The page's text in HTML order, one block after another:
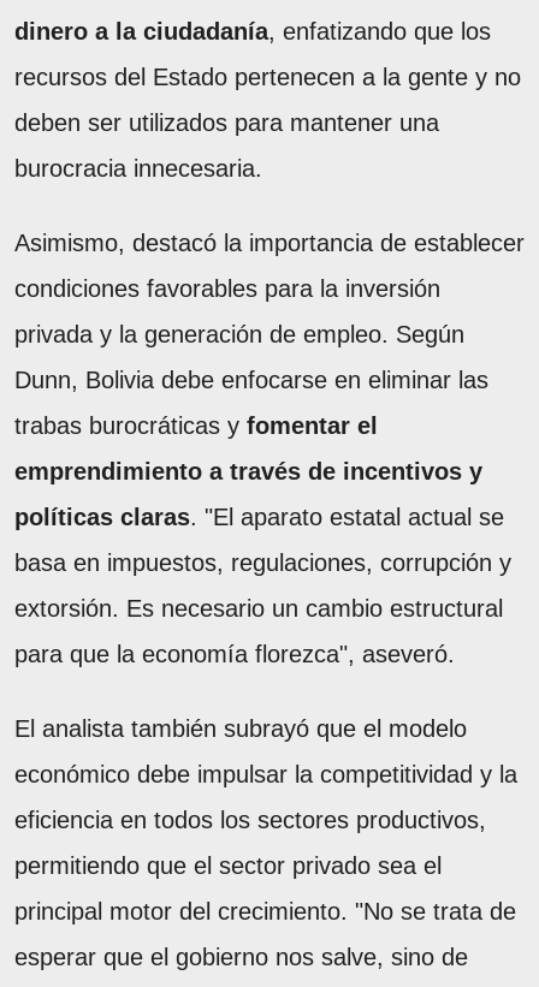
dinero a la ciudadanía, enfatizando que los
recursos del Estado pertenecen a la gente y no
deben ser utilizados para mantener una
burocracia innecesaria.
Asimismo, destacó la importancia de establecer
condiciones favorables para la inversión
privada y la generación de empleo. Según
Dunn, Bolivia debe enfocarse en eliminar las
trabas burocráticas y fomentar el
emprendimiento a través de incentivos y
políticas claras. "El aparato estatal actual se
basa en impuestos, regulaciones, corrupción y
extorsión. Es necesario un cambio estructural
para que la economía florezca", aseveró.
El analista también subrayó que el modelo
económico debe impulsar la competitividad y la
eficiencia en todos los sectores productivos,
permitiendo que el sector privado sea el
principal motor del crecimiento. "No se trata de
esperar que el gobierno nos salve, sino de